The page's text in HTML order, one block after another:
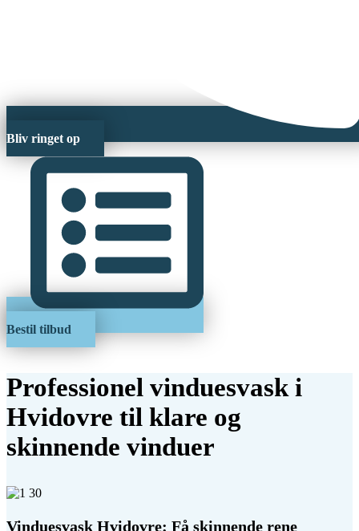
Bliv ringet op
Bestil tilbud
Professionel vinduesvask i
Hvidovre til klare og
skinnende vinduer
Vinduesvask Hvidovre: Få skinnende rene